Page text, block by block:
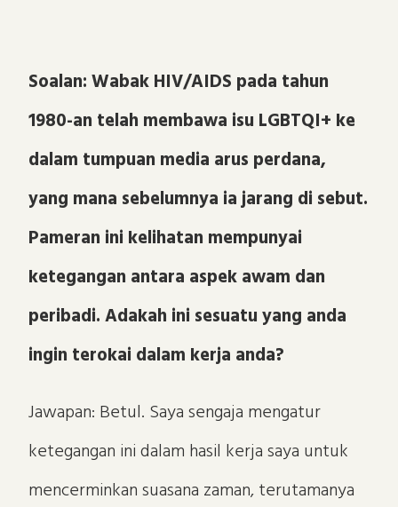
Soalan: Wabak HIV/AIDS pada tahun
1980-an telah membawa isu LGBTQI+ ke
dalam tumpuan media arus perdana,
yang mana sebelumnya ia jarang di sebut.
Pameran ini kelihatan mempunyai
ketegangan antara aspek awam dan
peribadi. Adakah ini sesuatu yang anda
ingin terokai dalam kerja anda?
Jawapan: Betul. Saya sengaja mengatur
ketegangan ini dalam hasil kerja saya untuk
mencerminkan suasana zaman, terutamanya